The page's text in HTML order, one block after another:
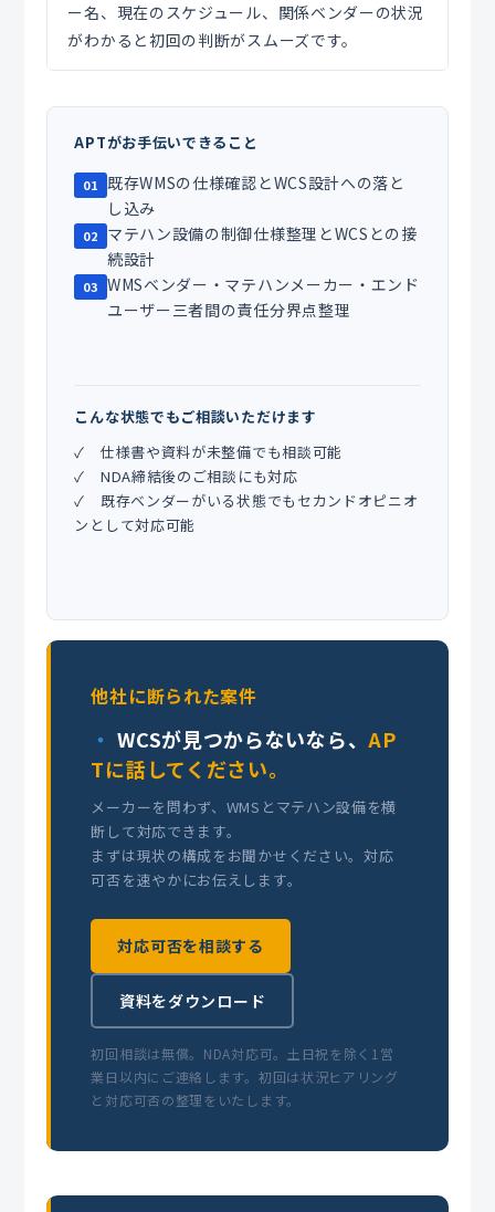
ー名、現在のスケジュール、関係ベンダーの状況
がわかると初回の判断がスムーズです。
APTがお手伝いできること
01 既存WMSの仕様確認とWCS設計への落と
し込み
02
マテハン設備の制御仕様整理とWCSとの接
続設計
03 WMSベンダー・マテハンメーカー・エンド
ユーザー三者間の責任分界点整理
こんな状態でもご相談いただけます
✓ 仕様書や資料が未整備でも相談可能
✓ NDA締結後のご相談にも対応
✓ 既存ベンダーがいる状態でもセカンドオピニオ
ンとして対応可能
他社に断られた案件
WCSが見つからないなら、AP
Tに話してください。
メーカーを問わず、WMSとマテハン設備を横
断して対応できます。
まずは現状の構成をお聞かせください。対応
可否を速やかにお伝えします。
対応可否を相談する
資料をダウンロード
初回相談は無償。NDA対応可。土日祝を除く1営
業日以内にご連絡します。初回は状況ヒアリング
と対応可否の整理をいたします。